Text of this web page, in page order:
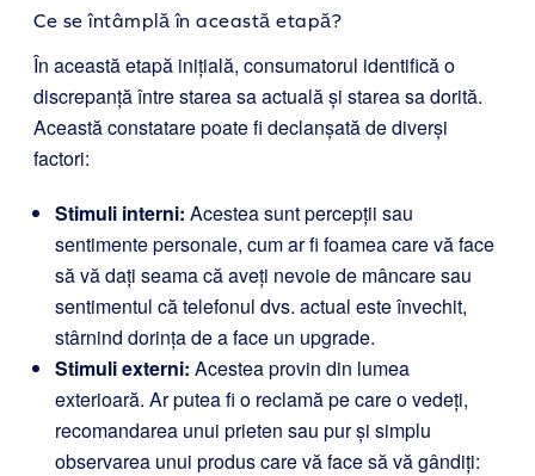
Ce se întâmplă în această etapă?
În această etapă inițială, consumatorul identifică o
discrepanță între starea sa actuală și starea sa dorită.
Această constatare poate fi declanșată de diverși
factori:
Stimuli interni: Acestea sunt percepții sau
sentimente personale, cum ar fi foamea care vă face
să vă dați seama că aveți nevoie de mâncare sau
sentimentul că telefonul dvs. actual este învechit,
stârnind dorința de a face un upgrade.
Stimuli externi: Acestea provin din lumea
exterioară. Ar putea fi o reclamă pe care o vedeți,
recomandarea unui prieten sau pur și simplu
observarea unui produs care vă face să vă gândiți: